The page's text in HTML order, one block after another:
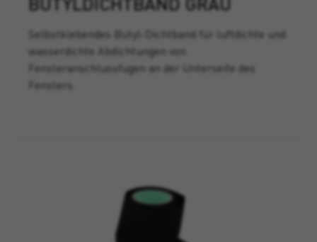
Selbstklebendes Butyl-Dichtband für luftdichte und
wasserdichte Abdichtungen von
Fensteranschlussfugen an der Unterseite des
Fensters.